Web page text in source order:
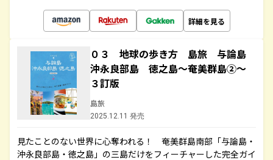
詳細を見る
０３ 地球の歩き方 島旅 与論島
沖永良部島 徳之島～奄美群島②～
３訂版
島旅
2025.12.11 発売
見たことのない世界に心奪われる！ 奄美群島南部「与論島・
沖永良部島・徳之島」の三島だけをフィーチャーした完全ガイ